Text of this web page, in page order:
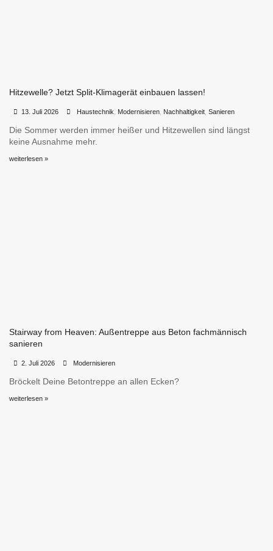
Hitzewelle? Jetzt Split-Klimagerät einbauen lassen!
13. Juli 2026 Haustechnik Modernisieren, Nachhaltigkeit, Sanieren
Die Sommer werden immer heißer und Hitzewellen sind längst
keine Ausnahme mehr.
weiterlesen »
Stairway from Heaven: Außentreppe aus Beton fachmännisch
sanieren
2. Juli 2026 Modernisieren
Bröckelt Deine Betontreppe an allen Ecken?
weiterlesen »